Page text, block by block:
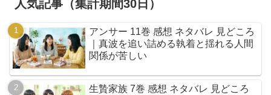
人気記事（集計期間30日）
アンサー 11巻 感想 ネタバレ 見どころ
｜真波を追い詰める執着と揺れる人間
関係が苦しい
生贄家族 7巻 感想 ネタバレ 見どころ